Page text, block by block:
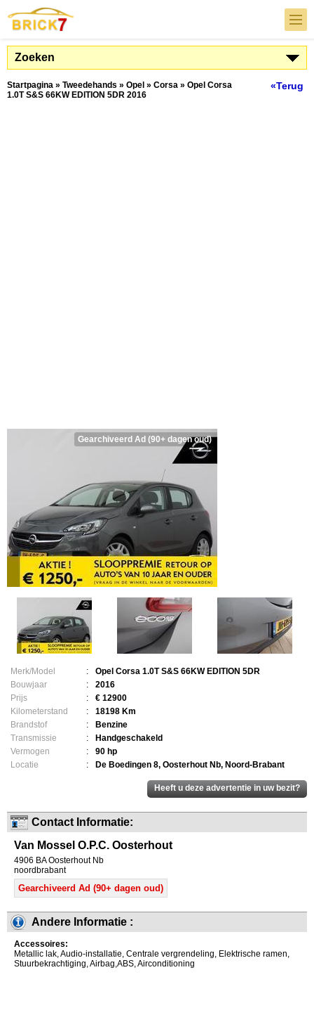
Zoeken
«Terug
Startpagina » Tweedehands » Opel » Corsa » Opel Corsa
1.0T S&S 66KW EDITION 5DR 2016
Gearchiveerd Ad (90+ dagen oud)
Merk/Model :
Opel Corsa 1.0T S&S 66KW EDITION 5DR
Bouwjaar
:
2016
Prijs
:
€ 12900
Kilometerstand
:
18198 Km
Brandstof
:
Benzine
Transmissie
:
Handgeschakeld
Vermogen
:
90 hp
Locatie
: De Boedingen 8, Oosterhout Nb, Noord-Brabant
Contact Informatie:
Van Mossel O.P.C. Oosterhout
4906 BA Oosterhout Nb
noordbrabant
Gearchiveerd Ad (90+ dagen oud)
Andere Informatie :
Accessoires:
Metallic lak, Audio-installatie, Centrale vergrendeling, Elektrische ramen,
Stuurbekrachtiging, Airbag,ABS, Airconditioning